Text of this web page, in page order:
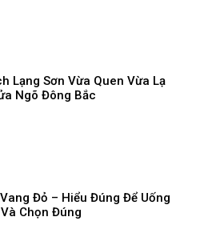
Lạng Sơn Vừa Quen Vừa Lạ
Ngõ Đông Bắc
Đỏ – Hiểu Đúng Để Uống
Chọn Đúng